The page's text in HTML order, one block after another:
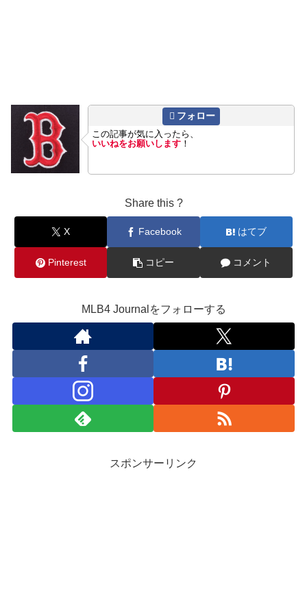
フォロー
この記事が気に入ったら、
いいねをお願いします ！
Share this ?
X Facebook はてブ
Pinterest コピー コメント
MLB4 Journalをフォローする
スポンサーリンク